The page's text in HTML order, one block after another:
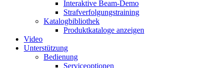
Interaktive Beam-Demo
Strafverfolgungstraining
Katalogbibliothek
Produktkataloge anzeigen
Video
Unterstützung
Bedienung
Serviceoptionen